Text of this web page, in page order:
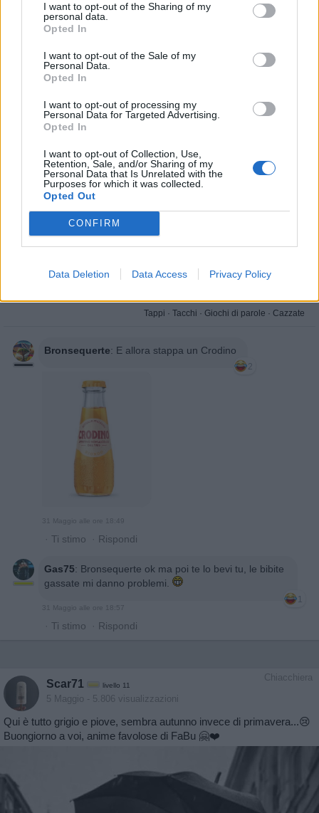
I want to opt-out of the Sharing of my
personal data.
Opted In
I want to opt-out of the Sale of my
Personal Data.
Opted In
I want to opt-out of processing my
Personal Data for Targeted Advertising.
Opted In
I want to opt-out of Collection, Use,
Retention, Sale, and/or Sharing of my
Personal Data that Is Unrelated with the
Purposes for which it was collected.
Opted Out
CONFIRM
Data Deletion Data Access Privacy Policy
Stime: 6
Ti stimo fratello
Link
Salva
Tappi · Tacchi · Giochi di parole · Cazzate
Bronsequerte: E allora stappa un Crodino
2
31 Maggio alle ore 18:49
· Ti stimo · Rispondi
Gas75: Bronsequerte ok ma poi te lo bevi tu, le bibite
gassate mi danno problemi.
1
31 Maggio alle ore 18:57
· Ti stimo · Rispondi
Chiacchiera
Scar71 livello 11
5 Maggio - 5.806 visualizzazioni
Qui è tutto grigio e piove, sembra autunno invece di primavera...😢
Buongiorno a voi, anime favolose di FaBu 🤗❤️